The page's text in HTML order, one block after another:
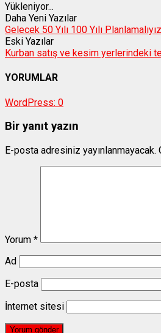
Yükleniyor...
Daha Yeni Yazılar
Gelecek 50 Yılı 100 Yılı Planlamalıyız
Eski Yazılar
Kurban satış ve kesim yerlerindeki
YORUMLAR
WordPress: 0
Bir yanıt yazın
E-posta adresiniz yayınlanmayacak.
Yorum *
Ad
E-posta
İnternet sitesi